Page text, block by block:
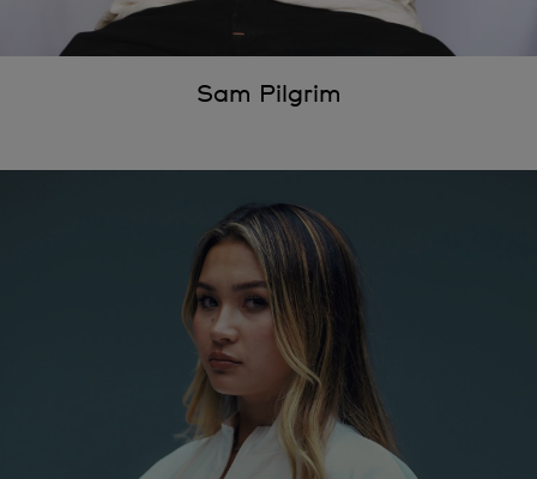
Sam Pilgrim